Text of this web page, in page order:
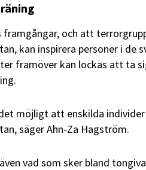
framgångar, och att
kan inspirera personer i de
framöver kan lockas att ta
möjligt att enskilda
säger Ahn-Za Hagström.
vad som sker bland